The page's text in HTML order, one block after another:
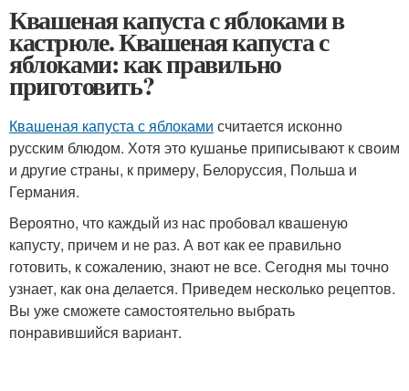
Квашеная капуста с яблоками в
кастрюле. Квашеная капуста с
яблоками: как правильно
приготовить?
Квашеная капуста с яблоками считается исконно
русским блюдом. Хотя это кушанье приписывают к своим
и другие страны, к примеру, Белоруссия, Польша и
Германия.
Вероятно, что каждый из нас пробовал квашеную
капусту, причем и не раз. А вот как ее правильно
готовить, к сожалению, знают не все. Сегодня мы точно
узнает, как она делается. Приведем несколько рецептов.
Вы уже сможете самостоятельно выбрать
понравившийся вариант.